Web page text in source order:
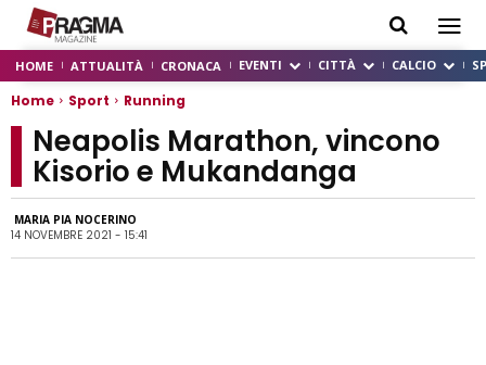
HOME ATTUALITÀ CRONACA EVENTI CITTÀ CALCIO
Home Sport Running
Neapolis Marathon, vincono
Kisorio e Mukandanga
MARIA PIA NOCERINO
14 NOVEMBRE 2021 - 15:41